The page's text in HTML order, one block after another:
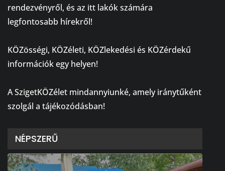
rendezvényről, és az itt lakók számára
legfontosabb hírekről!
KÖZösségi, KÖZéleti, KÖZlekedési és KÖZérdekű
információk egy helyen!
A SzigetKÖZélet mindannyiunké, amely iránytűként
szolgál a tájékozódásban!
NÉPSZERŰ